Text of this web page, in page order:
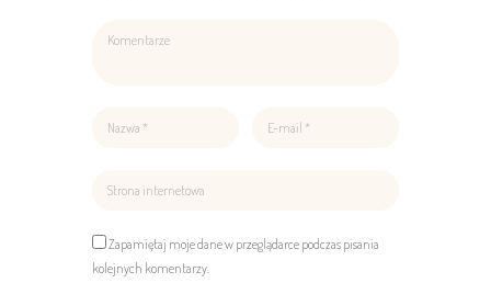
Zapamiętaj moje dane w przeglądarce podczas pisania
kolejnych komentarzy.